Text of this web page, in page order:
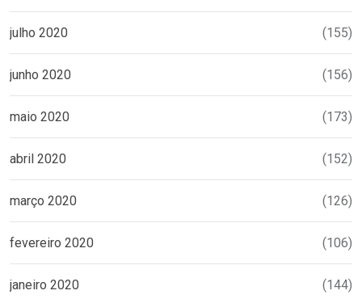
julho 2020 (155)
junho 2020 (156)
maio 2020 (173)
abril 2020 (152)
março 2020 (126)
fevereiro 2020 (106)
janeiro 2020 (144)